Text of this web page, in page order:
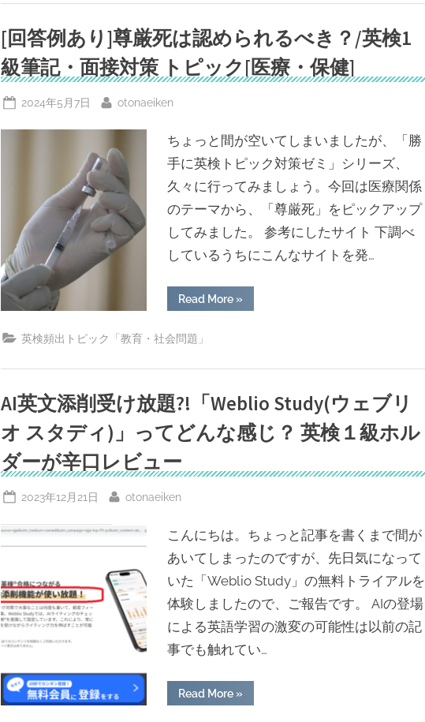
グ
予
問
題
-
英
1
筆
試
対
策 ”
[回答例あり]尊厳死は認められるべき？/英検1
級筆記・面接対策 トピック[医療・保健]
Posted
2024年5月7日 By
otonaeiken
ちょっと間が空いてしまいましたが、「勝
手に英検トピック対策ゼミ」シリーズ、
久々に行ってみましょう。今回は医療関係
のテーマから、「尊厳死」をピックアップ
してみました。 参考にしたサイト 下調べ
しているうちにこんなサイトを発…
Read More“[回
答
認
め
れ
る
英
記・
面
対
策
ト
ピ
ッ
ク
[医
保
»
英検頻出トピック「教育・社会問題」
AI英文添削受け放題?!「Weblio Study(ウェブリ
オ スタディ)」ってどんな感じ？ 英検１級ホル
ダーが辛口レビュー
Posted
2023年12月21日 By
otonaeiken
こんにちは。ちょっと記事を書くまで間が
あいてしまったのですが、先日気になって
いた「Weblio Study」の無料トライアルを
体験しましたので、ご報告です。 AIの登場
による英語学習の激変の可能性は以前の記
事でも触れてい…
Read More“AI
英
»